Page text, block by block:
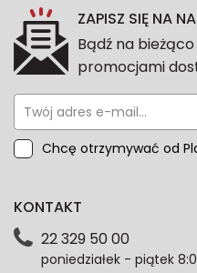
ZAPISZ SIĘ NA
Bądź na
promocjami
Chcę otrzymywać od
przeze mnie adres e-
dotyczące danych
każdym czasie.
zgodność z prawem
KONTAKT
22 329 50 00
poniedziałek - piątek